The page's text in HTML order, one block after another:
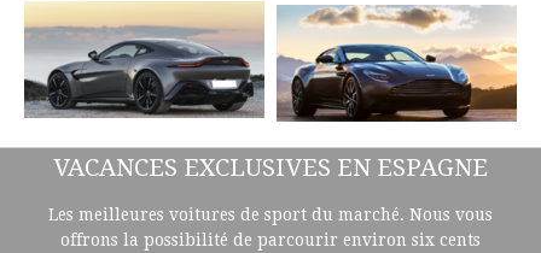
VACANCES EXCLUSIVES EN ESPAGNE
Les meilleures voitures de sport du marché. Nous vous
offrons la possibilité de parcourir environ six cents